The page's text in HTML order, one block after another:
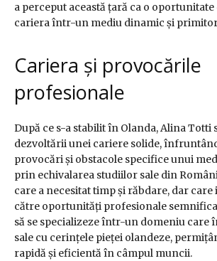
a perceput această țară ca o
cariera într-un mediu dinamic și
Cariera și provocările
profesionale
După ce s-a stabilit în Olanda, Alina Totti
dezvoltării unei cariere solide,
provocări și obstacole specifice unui
prin echivalarea studiilor sale din
care a necesitat timp și răbdare, dar
către oportunități profesionale
să se specializeze într-un domeniu care
sale cu cerințele pieței olandeze,
rapidă și eficientă în câmpul muncii.